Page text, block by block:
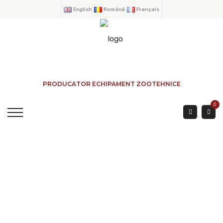
English Română Français
PRODUCATOR ECHIPAMENT ZOOTEHNICE
0